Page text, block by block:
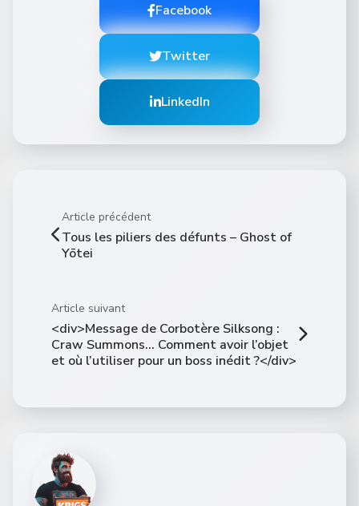
Facebook
Twitter
LinkedIn
Article précédent
Tous les piliers des défunts – Ghost of
Yōtei
Article suivant
<div>Message de Corbotère Silksong :
Craw Summons… Comment avoir l’objet
et où l’utiliser pour un boss inédit ?</div>